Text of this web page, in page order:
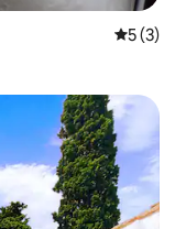
5 av 5 i
5 (3)